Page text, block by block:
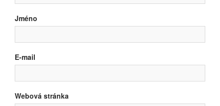
Jméno
E-mail
Webová stránka